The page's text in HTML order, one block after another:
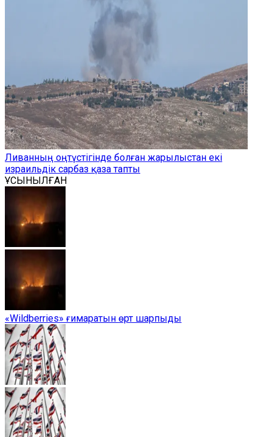
Ливанның оңтүстігінде болған жарылыстан екі
израильдік сарбаз қаза тапты
ҰСЫНЫЛҒАН
«Wildberries» ғимаратын өрт шарпыды